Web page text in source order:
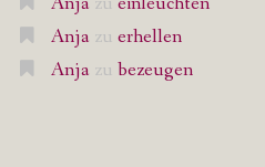
Anja zu erhellen
Anja zu bezeugen